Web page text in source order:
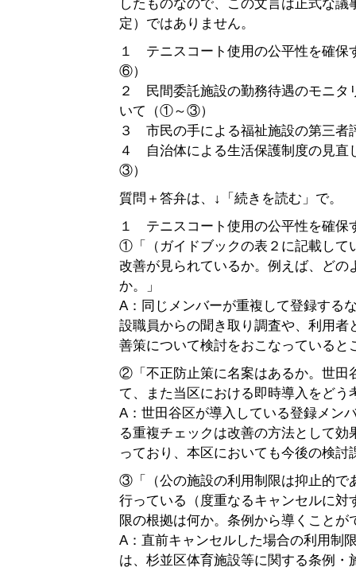
したものなので、この文言は正式な議
定）ではありません。
１ テニスコート使用の公平性を確保
⑥）
２ 民間委託施設の勤務待遇のモニタ
いて（①～③）
３ 市民の手による福祉施設の第三者
４ 自治体による生活保護制度の見直
③）
質問＋答弁は、↓「続きを読む」で。
１ テニスコート使用の公平性を確保
①「（ガイドブックの表２に記載して
改善が見られているか。例えば、どの
か。」
A：同じメンバーが重複して登録する
設職員からの聞き取り調査や、利用者
善策について検討をおこなっていると
②「不正防止策に名案はあるか。世田
て、また当区における即時導入をどう
A：世田谷区が導入している登録メン
る重複チェックは改善の方法として効
っており、本区においても今後の検討
③「（公の施設の利用制限は抑止的で
行っている（度重なるキャンセルに対
限の根拠は何か。条例から導くことが
A：直前キャンセルした場合の利用制
は、杉並区体育施設等に関する条例・